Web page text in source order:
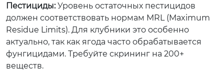
Пестициды:Уровень остаточных пестицидов
должен соответствовать нормам MRL (Maximum
Residue Limits). Для клубники это особенно
актуально, так как ягода часто обрабатывается
фунгицидами. Требуйте скрининг на 200+
веществ.